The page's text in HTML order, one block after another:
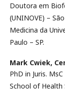
Doutora em
(UNINOVE) –
Medicina da
Paulo – SP.
Mark Cwiek,
PhD in Juris.
School of Health